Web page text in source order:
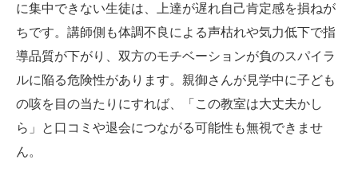
に集中できない生徒は、上達が遅れ自己肯定感を損ねが
ちです。講師側も体調不良による声枯れや気力低下で指
導品質が下がり、双方のモチベーションが負のスパイラ
ルに陥る危険性があります。親御さんが見学中に子ども
の咳を目の当たりにすれば、「この教室は大丈夫かし
ら」と口コミや退会につながる可能性も無視できませ
ん。